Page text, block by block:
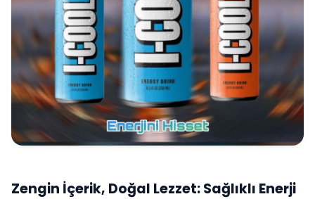
Zengin İçerik, Doğal Lezzet: Sağlıklı Enerji